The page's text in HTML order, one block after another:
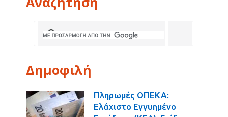
Δημοφιλή
Πληρωμές ΟΠΕΚΑ:
Ελάχιστο Εγγυημένο